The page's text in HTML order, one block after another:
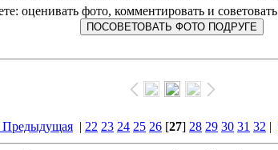
оценивать фото, комментировать и
Предыдущая | 22 23 24 25 26 [27] 28 29 30 31 32 |